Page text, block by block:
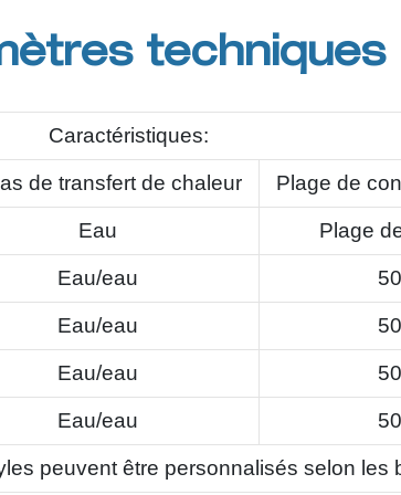
techniques
Caractéristiques:
de transfert de chaleur Plage de
Eau Plage
Eau/eau
Eau/eau
Eau/eau
Eau/eau
peuvent être personnalisés selon les